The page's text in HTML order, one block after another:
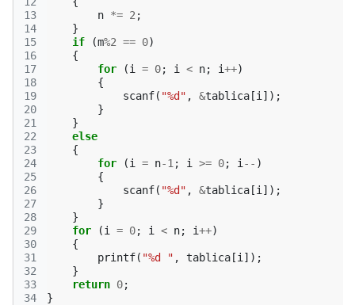
13
14
15
16
17
18
19
20
21
22
23
24
25
26
27
28
29
30
31
32
33
34
n *= 2 ;
}
if
(m%2 == 0)
{
for
(i = 0; i < n; i++)
{
scanf( "%d" , &tablica [i ]);
}
}
else
{
for
(i = n-1 ; i >= 0; i -- )
{
scanf( "%d" , &tablica [i ]);
}
}
for
(i = 0; i < n; i++)
{
printf( "%d " , tablica [i ]);
}
return 0;
}